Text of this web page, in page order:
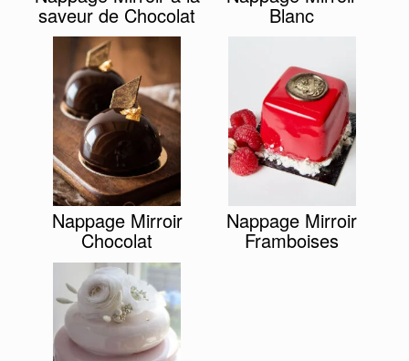
saveur de Chocolat Blanc
Nappage Mirroir
Chocolat
Nappage Mirroir
Framboises